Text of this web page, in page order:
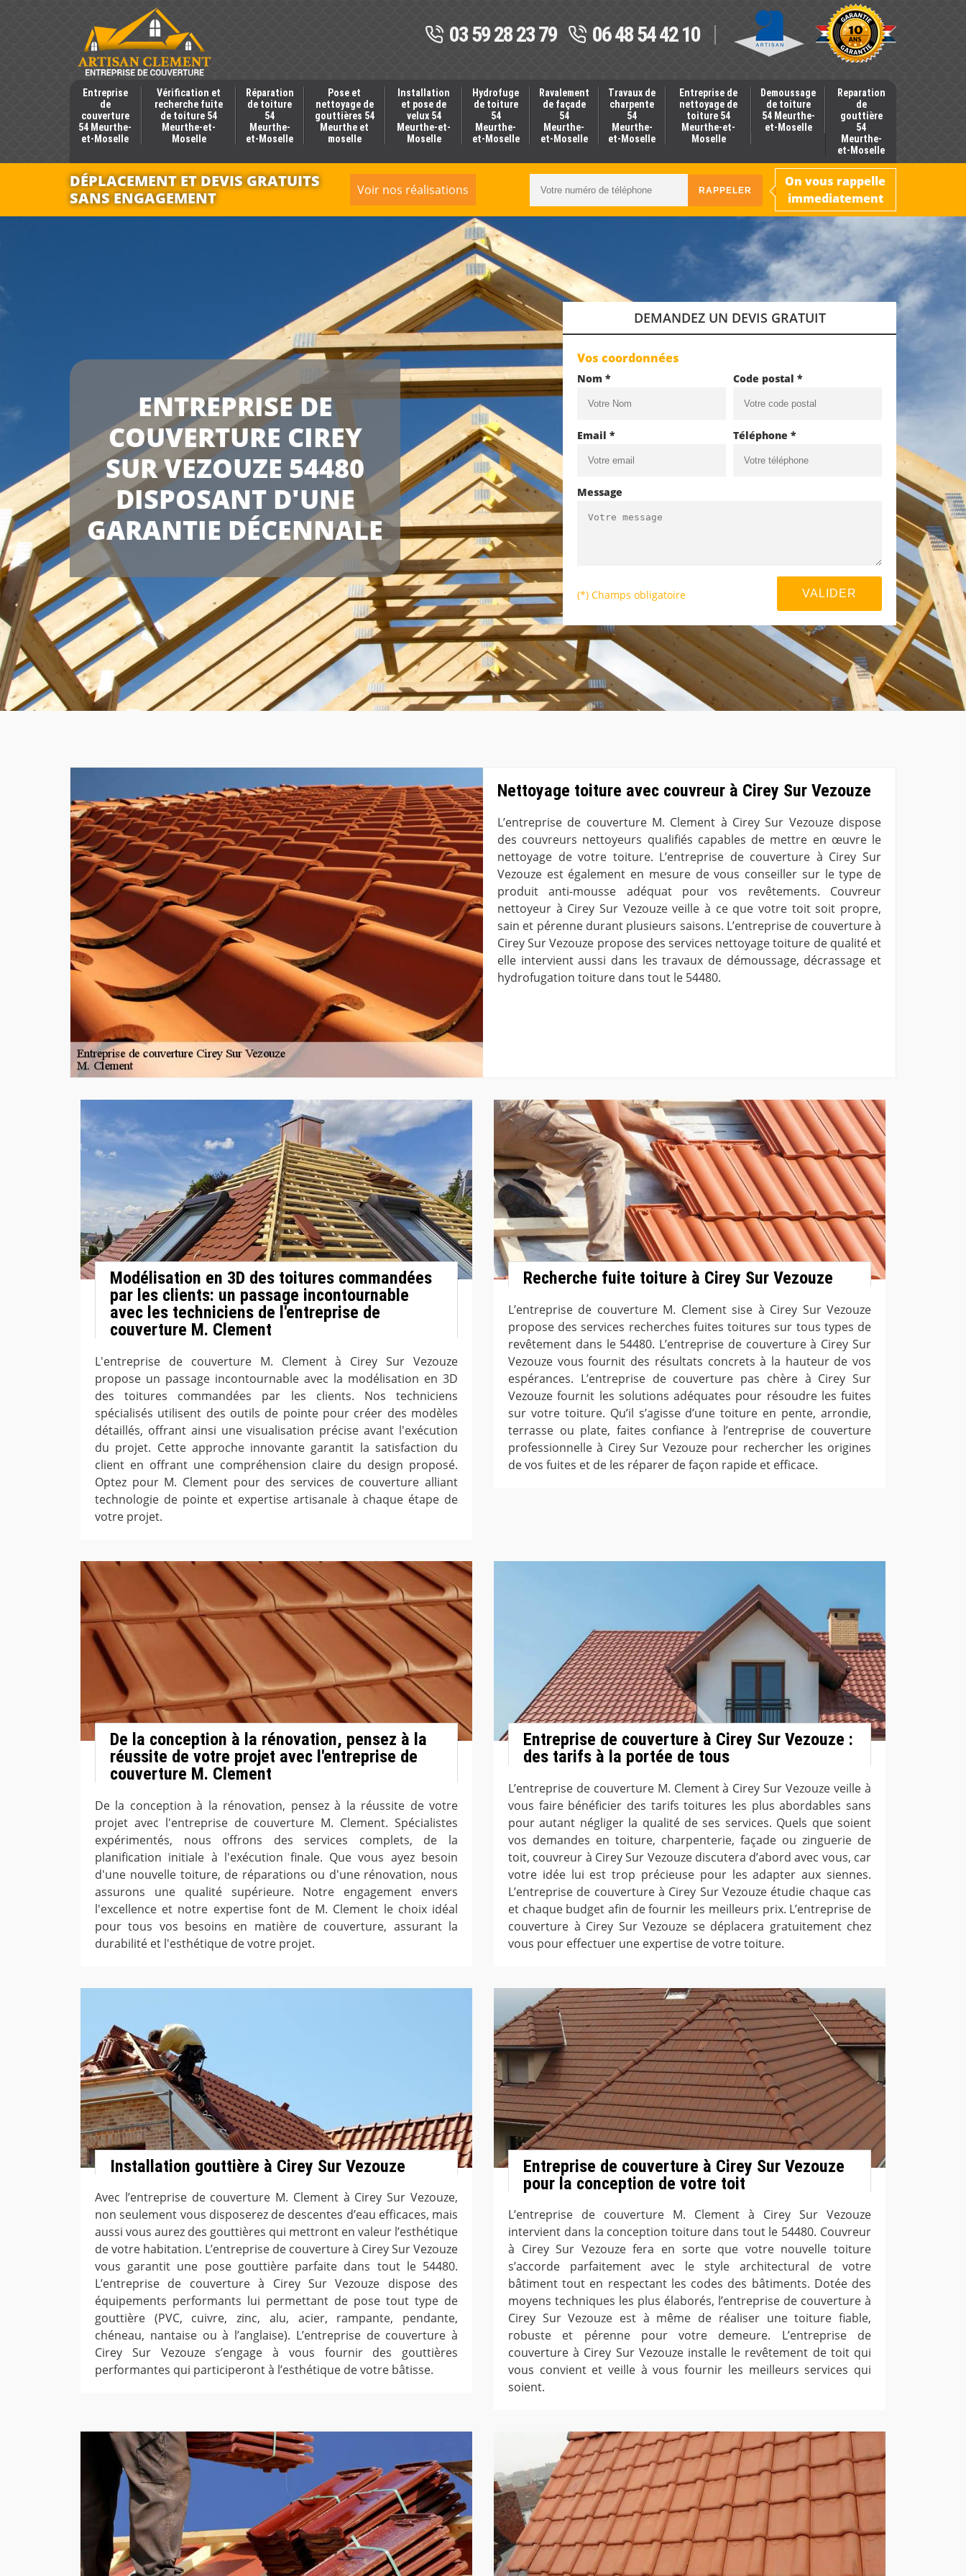
03 59 28 23 79 06 48 54 42 10
Entreprise
de
couverture
54 Meurthe-
et-Moselle
Vérification et
recherche fuite
de toiture 54
Meurthe-et-
Moselle
Réparation
de toiture
54
Meurthe-
et-Moselle
Pose et
nettoyage de
gouttières 54
Meurthe et
moselle
Installation
et pose de
velux 54
Meurthe-et-
Moselle
Hydrofuge
de toiture
54
Meurthe-
et-Moselle
Ravalement
de façade
54
Meurthe-
et-Moselle
Travaux de
charpente
54
Meurthe-
et-Moselle
Entreprise de
nettoyage de
toiture 54
Meurthe-et-
Moselle
Demoussage
de toiture
54 Meurthe-
et-Moselle
Reparation
de
gouttière
54
Meurthe-
et-Moselle
DÉPLACEMENT ET DEVIS GRATUITS
SANS ENGAGEMENT
Voir nos réalisations
On vous rappelle
immediatement
ENTREPRISE DE
COUVERTURE CIREY
SUR VEZOUZE 54480
DISPOSANT D'UNE
GARANTIE DÉCENNALE
DEMANDEZ UN DEVIS GRATUIT
Vos coordonnées
Nom * Code postal *
Email * Téléphone *
Message
(*) Champs obligatoire
Nettoyage toiture avec couvreur à Cirey Sur Vezouze
L’entreprise de couverture M. Clement à Cirey Sur Vezouze dispose
des couvreurs nettoyeurs qualifiés capables de mettre en œuvre le
nettoyage de votre toiture. L’entreprise de couverture à Cirey Sur
Vezouze est également en mesure de vous conseiller sur le type de
produit anti-mousse adéquat pour vos revêtements. Couvreur
nettoyeur à Cirey Sur Vezouze veille à ce que votre toit soit propre,
sain et pérenne durant plusieurs saisons. L’entreprise de couverture à
Cirey Sur Vezouze propose des services nettoyage toiture de qualité et
elle intervient aussi dans les travaux de démoussage, décrassage et
hydrofugation toiture dans tout le 54480.
Modélisation en 3D des toitures commandées
par les clients: un passage incontournable
avec les techniciens de l'entreprise de
couverture M. Clement
L'entreprise de couverture M. Clement à Cirey Sur Vezouze
propose un passage incontournable avec la modélisation en 3D
des toitures commandées par les clients. Nos techniciens
spécialisés utilisent des outils de pointe pour créer des modèles
détaillés, offrant ainsi une visualisation précise avant l'exécution
du projet. Cette approche innovante garantit la satisfaction du
client en offrant une compréhension claire du design proposé.
Optez pour M. Clement pour des services de couverture alliant
technologie de pointe et expertise artisanale à chaque étape de
votre projet.
Recherche fuite toiture à Cirey Sur Vezouze
L’entreprise de couverture M. Clement sise à Cirey Sur Vezouze
propose des services recherches fuites toitures sur tous types de
revêtement dans le 54480. L’entreprise de couverture à Cirey Sur
Vezouze vous fournit des résultats concrets à la hauteur de vos
espérances. L’entreprise de couverture pas chère à Cirey Sur
Vezouze fournit les solutions adéquates pour résoudre les fuites
sur votre toiture. Qu’il s’agisse d’une toiture en pente, arrondie,
terrasse ou plate, faites confiance à l’entreprise de couverture
professionnelle à Cirey Sur Vezouze pour rechercher les origines
de vos fuites et de les réparer de façon rapide et efficace.
De la conception à la rénovation, pensez à la
réussite de votre projet avec l'entreprise de
couverture M. Clement
De la conception à la rénovation, pensez à la réussite de votre
projet avec l'entreprise de couverture M. Clement. Spécialistes
expérimentés, nous offrons des services complets, de la
planification initiale à l'exécution finale. Que vous ayez besoin
d'une nouvelle toiture, de réparations ou d'une rénovation, nous
assurons une qualité supérieure. Notre engagement envers
l'excellence et notre expertise font de M. Clement le choix idéal
pour tous vos besoins en matière de couverture, assurant la
durabilité et l'esthétique de votre projet.
Entreprise de couverture à Cirey Sur Vezouze :
des tarifs à la portée de tous
L’entreprise de couverture M. Clement à Cirey Sur Vezouze veille à
vous faire bénéficier des tarifs toitures les plus abordables sans
pour autant négliger la qualité de ses services. Quels que soient
vos demandes en toiture, charpenterie, façade ou zinguerie de
toit, couvreur à Cirey Sur Vezouze discutera d’abord avec vous, car
votre idée lui est trop précieuse pour les adapter aux siennes.
L’entreprise de couverture à Cirey Sur Vezouze étudie chaque cas
et chaque budget afin de fournir les meilleurs prix. L’entreprise de
couverture à Cirey Sur Vezouze se déplacera gratuitement chez
vous pour effectuer une expertise de votre toiture.
Installation gouttière à Cirey Sur Vezouze
Avec l’entreprise de couverture M. Clement à Cirey Sur Vezouze,
non seulement vous disposerez de descentes d’eau efficaces, mais
aussi vous aurez des gouttières qui mettront en valeur l’esthétique
de votre habitation. L’entreprise de couverture à Cirey Sur Vezouze
vous garantit une pose gouttière parfaite dans tout le 54480.
L’entreprise de couverture à Cirey Sur Vezouze dispose des
équipements performants lui permettant de pose tout type de
gouttière (PVC, cuivre, zinc, alu, acier, rampante, pendante,
chéneau, nantaise ou à l’anglaise). L’entreprise de couverture à
Cirey Sur Vezouze s’engage à vous fournir des gouttières
performantes qui participeront à l’esthétique de votre bâtisse.
Entreprise de couverture à Cirey Sur Vezouze
pour la conception de votre toit
L’entreprise de couverture M. Clement à Cirey Sur Vezouze
intervient dans la conception toiture dans tout le 54480. Couvreur
à Cirey Sur Vezouze fera en sorte que votre nouvelle toiture
s’accorde parfaitement avec le style architectural de votre
bâtiment tout en respectant les codes des bâtiments. Dotée des
moyens techniques les plus élaborés, l’entreprise de couverture à
Cirey Sur Vezouze est à même de réaliser une toiture fiable,
robuste et pérenne pour votre demeure. L’entreprise de
couverture à Cirey Sur Vezouze installe le revêtement de toit qui
vous convient et veille à vous fournir les meilleurs services qui
soient.